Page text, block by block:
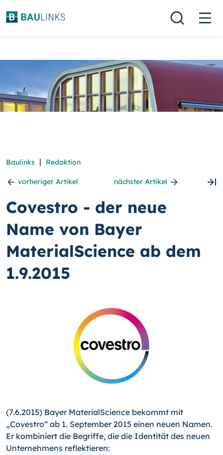
Baulinks | Redaktion
vorheriger Artikel nächster Artikel
Covestro - der neue
Name von Bayer
MaterialScience ab dem
1.9.2015
(7.6.2015) Bayer MaterialScience bekommt mit
„Covestro“ ab 1. September 2015 einen neuen Namen.
Er kombiniert die Be­griffe, die die Identität des neuen
Unternehmens reflektieren: